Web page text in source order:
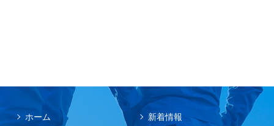
ホーム 新着情報